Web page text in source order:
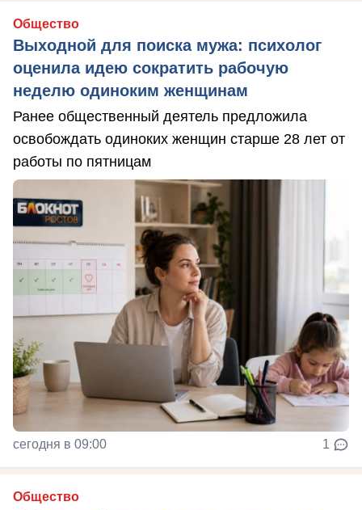
Общество
Выходной для поиска мужа: психолог
оценила идею сократить рабочую
неделю одиноким женщинам
Ранее общественный деятель предложила
освобождать одиноких женщин старше 28 лет от
работы по пятницам
сегодня в 09:00 1
Общество